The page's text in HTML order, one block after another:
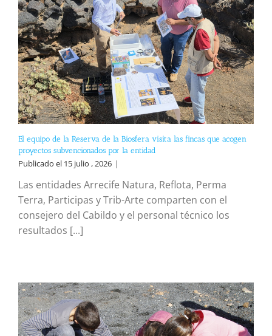
El equipo de la Reserva de la Biosfera visita las fincas que acogen
proyectos subvencionados por la entidad
Publicado el 15 julio , 2026 |
Las entidades Arrecife Natura, Reflota, Perma
Terra, Participas y Trib-Arte comparten con el
consejero del Cabildo y el personal técnico los
resultados [...]